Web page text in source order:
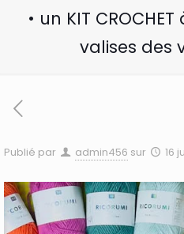
• un KIT
valises des
Publié par admin456 sur 16